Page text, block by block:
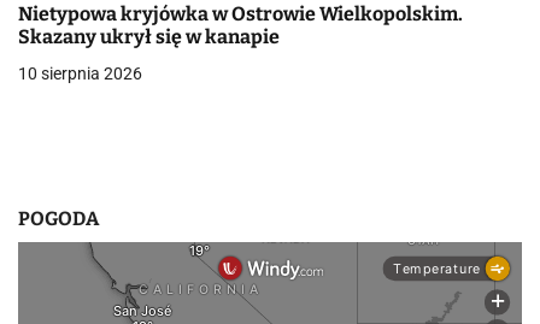
s
u
Nietypowa kryjówka w Ostrowie Wielkopolskim.
Skazany ukrył się w kanapie
10 sierpnia 2026
POGODA